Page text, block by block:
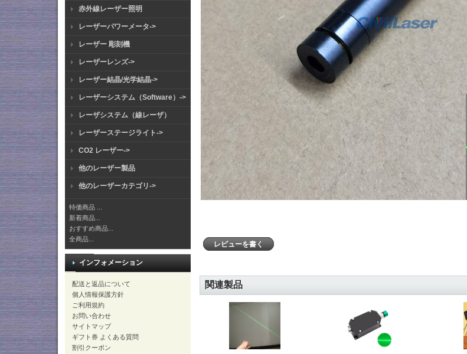
赤外線レーザー照明
レーザーパワーメータ->
レーザー 彫刻機
レーザーレンズ->
レーザー結晶/光学結晶->
レーザーシステム（Software）->
レーザシステム（線レーザ）
レーザーステージライト->
CO2 レーザー->
他のレーザー製品
他のレーザーカテゴリ->
特価商品 ...
新着商品...
おすすめ商品...
全商品...
インフォメーション
配送と返品について
個人情報保護方針
ご利用規約
お問い合わせ
サイトマップ
ギフト券 よくある質問
割引クーポン
レビューを書く
関連製品